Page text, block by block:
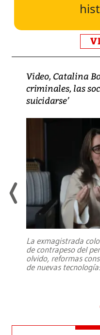
Video, Catalina
criminales, las
suicidarse’
La exmagistrada
de contrapeso del
olvido, reformas
de nuevas